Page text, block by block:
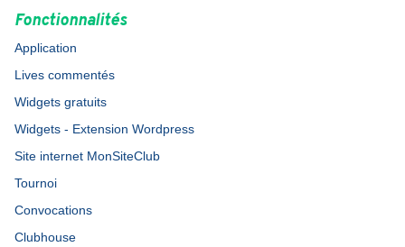
Fonctionnalités
Application
Lives commentés
Widgets gratuits
Widgets - Extension Wordpress
Site internet MonSiteClub
Tournoi
Convocations
Clubhouse